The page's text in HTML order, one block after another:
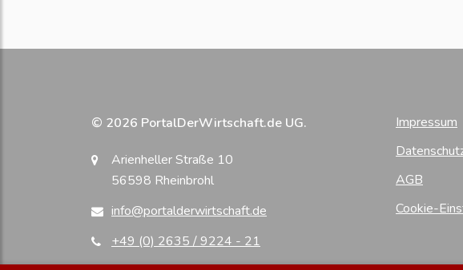
© 2026 PortalDerWirtschaft.de UG.
Arienheller Straße 10
56598 Rheinbrohl
info@portalderwirtschaft.de
+49 (0) 2635 / 9224 - 21
Impressum
AGB
Cookie-